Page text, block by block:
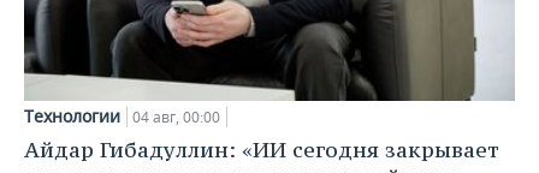
Технологии 04 авг, 00:00
Айдар Гибадуллин: «ИИ сегодня закрывает